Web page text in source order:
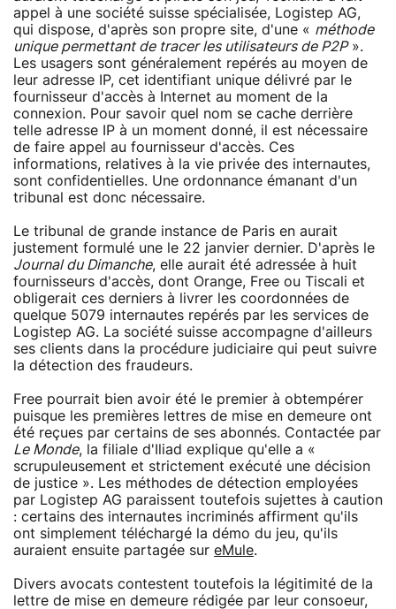
appel à une société suisse spécialisée, Logistep AG,
qui dispose, d'après son propre site, d'une « méthode
unique permettant de tracer les utilisateurs de P2P».
Les usagers sont généralement repérés au moyen de
leur adresse IP, cet identifiant unique délivré par le
fournisseur d'accès à Internet au moment de la
connexion. Pour savoir quel nom se cache derrière
telle adresse IP à un moment donné, il est nécessaire
de faire appel au fournisseur d'accès. Ces
informations, relatives à la vie privée des internautes,
sont confidentielles. Une ordonnance émanant d'un
tribunal est donc nécessaire.
Le tribunal de grande instance de Paris en aurait
justement formulé une le 22 janvier dernier. D'après le
Journal du Dimanche, elle aurait été adressée à huit
fournisseurs d'accès, dont Orange, Free ou Tiscali et
obligerait ces derniers à livrer les coordonnées de
quelque 5079 internautes repérés par les services de
Logistep AG. La société suisse accompagne d'ailleurs
ses clients dans la procédure judiciaire qui peut suivre
la détection des fraudeurs.
Free pourrait bien avoir été le premier à obtempérer
puisque les premières lettres de mise en demeure ont
été reçues par certains de ses abonnés. Contactée par
Le Monde, la filiale d'Iliad explique qu'elle a «
scrupuleusement et strictement exécuté une décision
de justice ». Les méthodes de détection employées
par Logistep AG paraissent toutefois sujettes à caution
: certains des internautes incriminés affirment qu'ils
ont simplement téléchargé la démo du jeu, qu'ils
auraient ensuite partagée sur eMule.
Divers avocats contestent toutefois la légitimité de la
lettre de mise en demeure rédigée par leur consoeur,